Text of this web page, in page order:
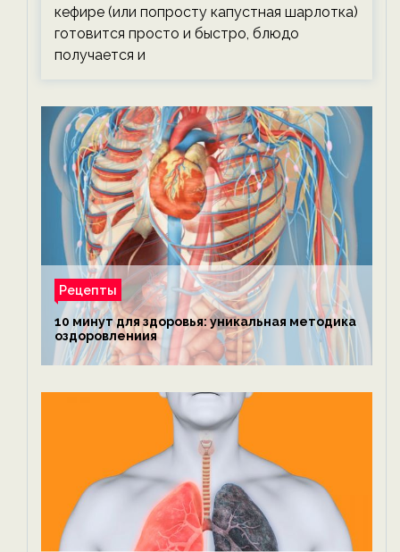
кефире (или попросту капустная шарлотка)
готовится просто и быстро, блюдо
получается и
Рецепты
10 минут для здоровья: уникальная методика
оздоровлениия